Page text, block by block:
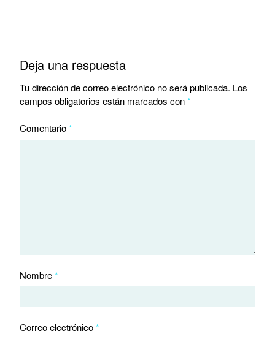
Deja una respuesta
Tu dirección de correo electrónico no será publicada. Los
campos obligatorios están marcados con*
Comentario*
Nombre*
Correo electrónico*